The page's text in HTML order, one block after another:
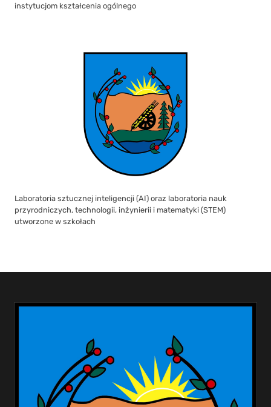
instytucjom kształcenia ogólnego
Laboratoria sztucznej inteligencji (AI) oraz laboratoria nauk
przyrodniczych, technologii, inżynierii i matematyki (STEM)
utworzone w szkołach